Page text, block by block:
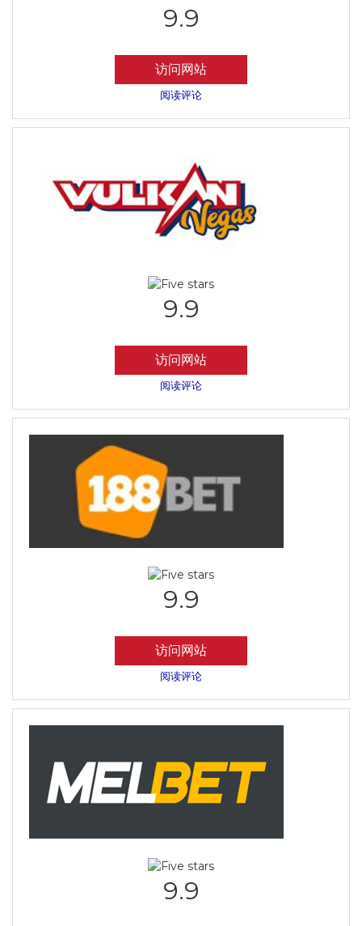
9.9
访问网站
阅读评论
9.9
访问网站
阅读评论
9.9
访问网站
阅读评论
9.9